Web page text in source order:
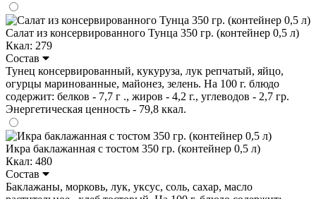
Салат из консервированного Тунца 350 гр. (контейнер 0,5 л)
Ккал: 279
Состав
Тунец консервированный, кукуруза, лук репчатый, яйцо,
огурцы маринованные, майонез, зелень. На 100 г. блюдо
содержит: белков - 7,7 г ., жиров - 4,2 г., углеводов - 2,7 гр.
Энергетическая ценность - 79,8 ккал.
Икра баклажанная с тостом 350 гр. (контейнер 0,5 л)
Ккал: 480
Состав
Баклажаны, морковь, лук, уксус, соль, сахар, масло